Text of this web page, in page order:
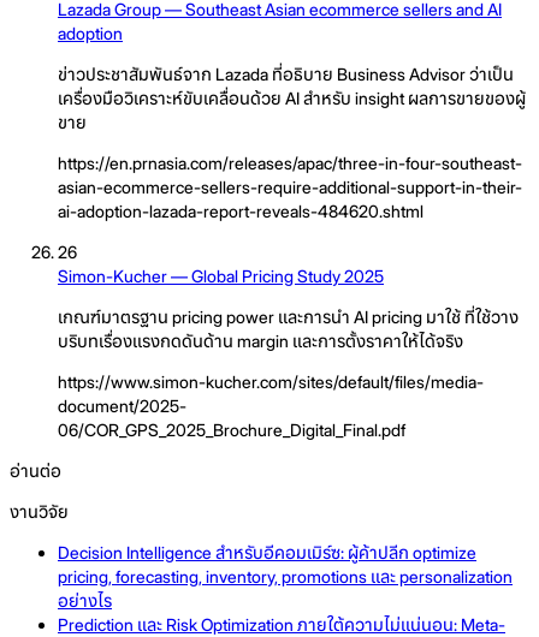
Lazada Group — Southeast Asian ecommerce sellers and AI
adoption
ข่าวประชาสัมพันธ์จาก Lazada ที่อธิบาย Business Advisor ว่าเป็น
เครื่องมือวิเคราะห์ขับเคลื่อนด้วย AI สำหรับ insight ผลการขายของผู้
ขาย
https://en.prnasia.com/releases/apac/three-in-four-southeast-
asian-ecommerce-sellers-require-additional-support-in-their-
ai-adoption-lazada-report-reveals-484620.shtml
26
Simon-Kucher — Global Pricing Study 2025
เกณฑ์มาตรฐาน pricing power และการนำ AI pricing มาใช้ ที่ใช้วาง
บริบทเรื่องแรงกดดันด้าน margin และการตั้งราคาให้ได้จริง
https://www.simon-kucher.com/sites/default/files/media-
document/2025-
06/COR_GPS_2025_Brochure_Digital_Final.pdf
อ่านต่อ
งานวิจัย
Decision Intelligence สำหรับอีคอมเมิร์ซ: ผู้ค้าปลีก optimize
pricing, forecasting, inventory, promotions และ personalization
อย่างไร
Prediction และ Risk Optimization ภายใต้ความไม่แน่นอน: Meta-